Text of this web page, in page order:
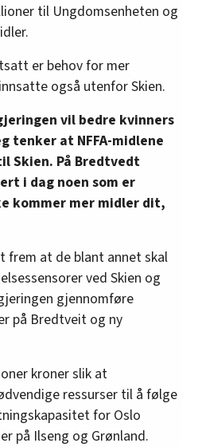
til Ungdomsenheten og
er behov for mer
også utenfor Skien.
vil bedre kvinners
tenker at NFFA-midlene
Skien. På Bredtvedt
i dag noen som er
kommer mer midler dit,
frem at de blant annet skal
ved Skien og
gjennomføre
på Bredtveit og ny
kroner slik at
ressurser til å følge
for Oslo
på Ilseng og Grønland.